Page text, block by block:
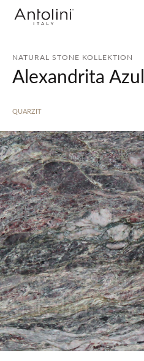
NATURAL STONE KOLLEKTION
Alexandrita Azul
QUARZIT